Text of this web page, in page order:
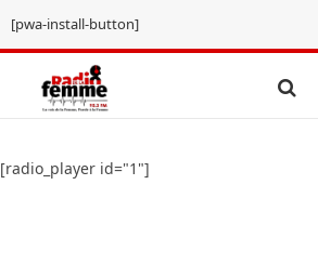
[pwa-install-button]
[radio_player id="1"]